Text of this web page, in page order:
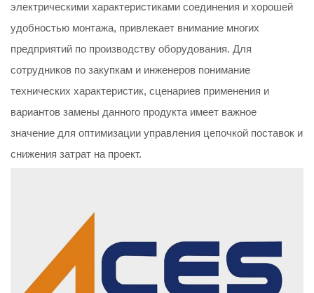
электрическими характеристиками соединения и хорошей
удобностью монтажа, привлекает внимание многих
предприятий по производству оборудования. Для
сотрудников по закупкам и инженеров понимание
технических характеристик, сценариев применения и
вариантов замены данного продукта имеет важное
значение для оптимизации управления цепочкой поставок и
снижения затрат на проект.